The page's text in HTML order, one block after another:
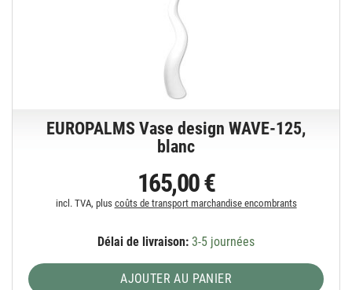
EUROPALMS Vase design WAVE-125,
blanc
165,00 €
incl. TVA, plus coûts de transport marchandise encombrants
Délai de livraison: 3-5 journées
AJOUTER AU PANIER